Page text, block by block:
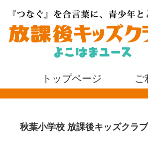
トップページ ご
秋葉小学校 放課後キッズクラブ